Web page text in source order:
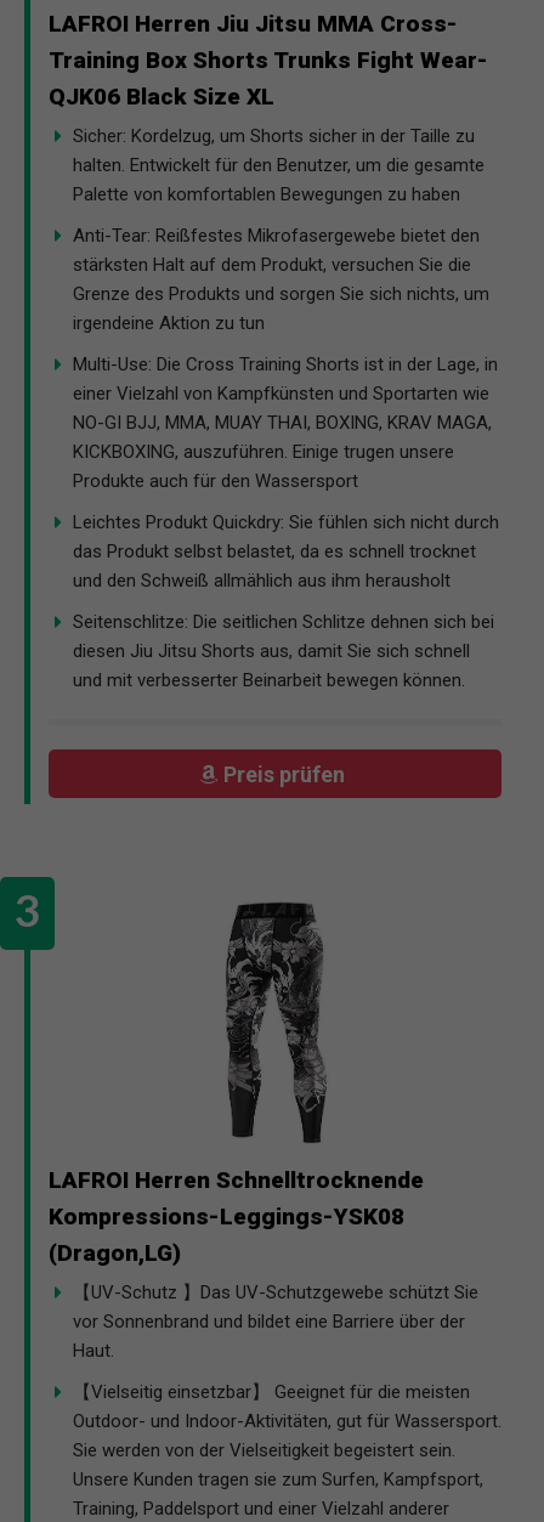
LAFROI Herren Jiu Jitsu MMA Cross-
Training Box Shorts Trunks Fight Wear-
QJK06 Black Size XL
Sicher: Kordelzug, um Shorts sicher in der Taille zu
halten. Entwickelt für den Benutzer, um die gesamte
Palette von komfortablen Bewegungen zu haben
Anti-Tear: Reißfestes Mikrofasergewebe bietet den
stärksten Halt auf dem Produkt, versuchen Sie die
Grenze des Produkts und sorgen Sie sich nichts, um
irgendeine Aktion zu tun
Multi-Use: Die Cross Training Shorts ist in der Lage, in
einer Vielzahl von Kampfkünsten und Sportarten wie
NO-GI BJJ, MMA, MUAY THAI, BOXING, KRAV MAGA,
KICKBOXING, auszuführen. Einige trugen unsere
Produkte auch für den Wassersport
Leichtes Produkt Quickdry: Sie fühlen sich nicht durch
das Produkt selbst belastet, da es schnell trocknet
und den Schweiß allmählich aus ihm herausholt
Seitenschlitze: Die seitlichen Schlitze dehnen sich bei
diesen Jiu Jitsu Shorts aus, damit Sie sich schnell
und mit verbesserter Beinarbeit bewegen können.
Preis prüfen
LAFROI Herren Schnelltrocknende
Kompressions-Leggings-YSK08
(Dragon,LG)
【UV-Schutz 】Das UV-Schutzgewebe schützt Sie
vor Sonnenbrand und bildet eine Barriere über der
Haut.
【Vielseitig einsetzbar】 Geeignet für die meisten
Outdoor- und Indoor-Aktivitäten, gut für Wassersport.
Sie werden von der Vielseitigkeit begeistert sein.
Unsere Kunden tragen sie zum Surfen, Kampfsport,
Training, Paddelsport und einer Vielzahl anderer